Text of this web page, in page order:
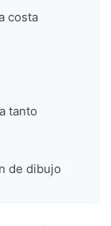
costa
tanto
de dibujo